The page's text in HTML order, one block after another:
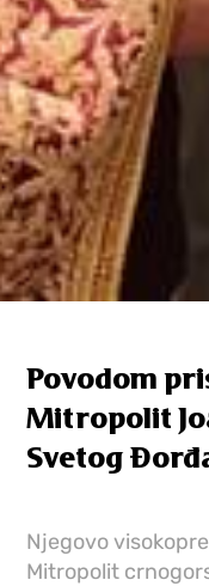
Povodom
Mitropolit
Svetog
Njegovo
Mitropolit